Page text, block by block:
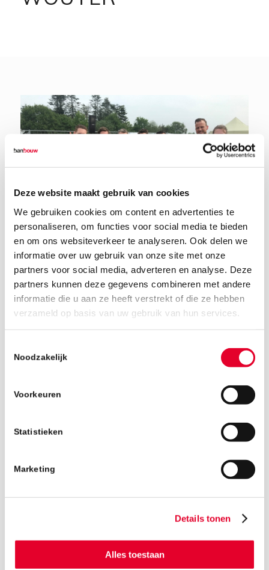
Deze website maakt gebruik van cookies
We gebruiken cookies om content en advertenties te
personaliseren, om functies voor social media te bieden
en om ons websiteverkeer te analyseren. Ook delen we
informatie over uw gebruik van onze site met onze
partners voor social media, adverteren en analyse. Deze
partners kunnen deze gegevens combineren met andere
informatie die u aan ze heeft verstrekt of die ze hebben
verzameld op basis van uw gebruik van hun services.
Noodzakelijk
Voorkeuren
Statistieken
Marketing
Details tonen
Alles toestaan
22 mei 2019